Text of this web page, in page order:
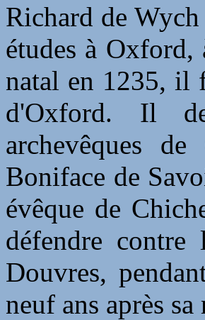
Richard de
études à Oxford,
natal en 1235, il
d'Oxford. Il
archevêques
Boniface de
évêque de
défendre
Douvres,
neuf ans après sa